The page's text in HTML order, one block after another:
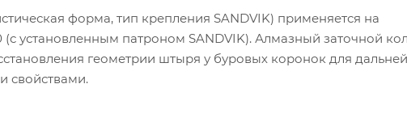
форма, тип крепления SANDVIK) применяется на
установленным патроном SANDVIK). Алмазный заточной
геометрии штыря у буровых коронок для
свойствами.